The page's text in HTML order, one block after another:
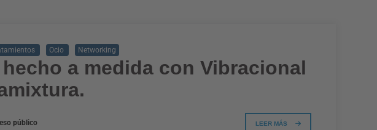
Ocio Networking
a medida con Vibracional
público LEER MÁS